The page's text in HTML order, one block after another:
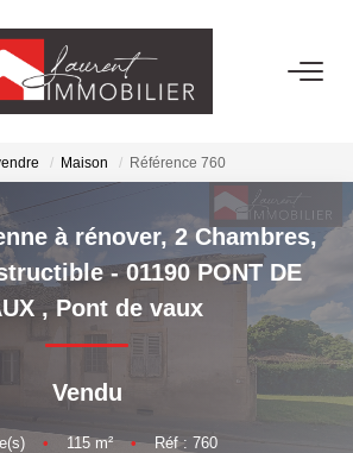
ACHETER
LOUER
ESTIMER
FAIRE GÉRER
NOS AGENCES
Maison Référence 760
à rénover, 2 Chambres,
- 01190 PONT DE
, Pont de vaux
Vendu
• 115m² • Réf : 760